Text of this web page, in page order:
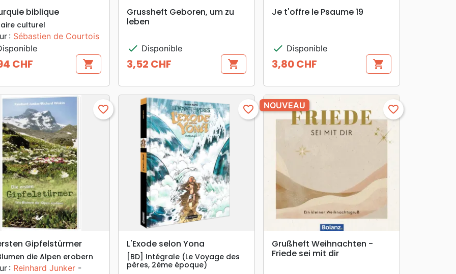
search APERÇU RAPIDE
biblique
culturel
: Sébastien de Courtois
CHF shopping_cart
search APERÇU RAPIDE
Grussheft Geboren, um zu
leben
check Disponible
Prix
3,52 CHF shopping_cart
search APERÇU RAPIDE
Je t'offre le Psaume 19
check Disponible
Prix
3,80 CHF shopping_cart
search APERÇU RAPIDE
favorite_border
Gipfelstürmer
die Alpen erobern
: Reinhard Junker -
search APERÇU RAPIDE
favorite_border
L'Exode selon Yona
[BD] Intégrale (Le Voyage des
pères, 2ème époque)
searchAPERÇU RAPIDE
NOUVEAU favorite_border
Grußheft Weihnachten -
Friede sei mit dir